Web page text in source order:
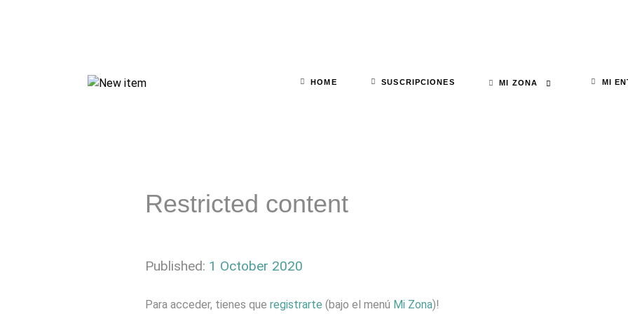
HOME SUSCRIPCIONES MI ZONA MI
Restricted content
Published: 1 October 2020
Para acceder, tienes que registrarte (bajo el menú Mi Zona)!